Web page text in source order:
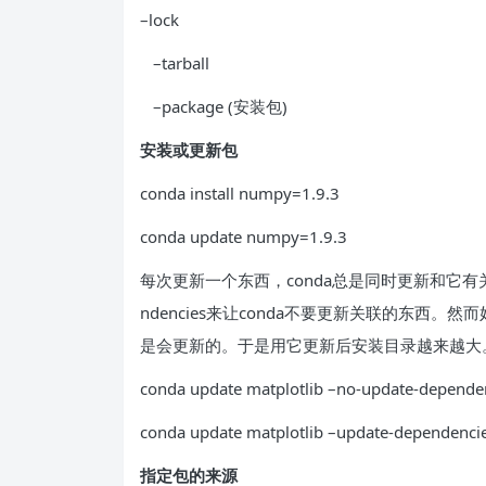
–lock
–tarball
–package (安装包)
安装或更新包
conda install numpy=1.9.3
conda update numpy=1.9.3
每次更新一个东西，conda总是同时更新和它
ndencies来让conda不要更新关联的东西。然
是会更新的。于是用它更新后安装目录越来越大
conda update matplotlib –no-update-
conda update matplotlib –update-
指定包的来源